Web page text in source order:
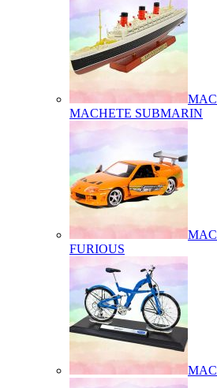
MACHETE SUBMARIN
FURIOUS